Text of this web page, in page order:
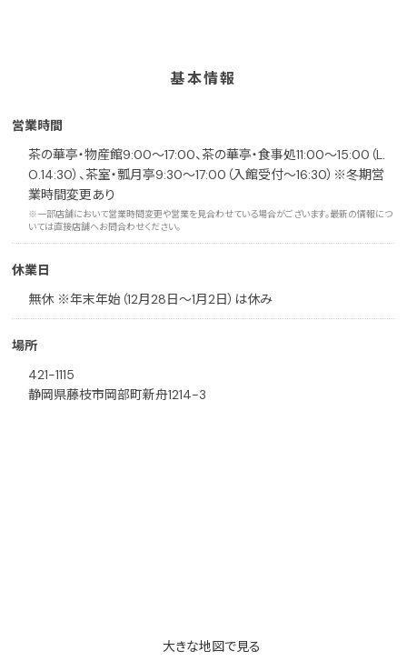
基本情報
営業時間
茶の華亭・物産館9:00～17:00、茶の華亭・食事処11:00～15:00（L.
O.14:30）、茶室・瓢月亭9:30～17:00（入館受付～16:30）※冬期営
業時間変更あり
※一部店舗において営業時間変更や営業を見合わせている場合がございます。最新の情報につ
いては直接店舗へお問合わせください。
休業日
無休 ※年末年始（12月28日～1月2日）は休み
場所
421-1115
静岡県藤枝市岡部町新舟1214-3
大きな地図で見る